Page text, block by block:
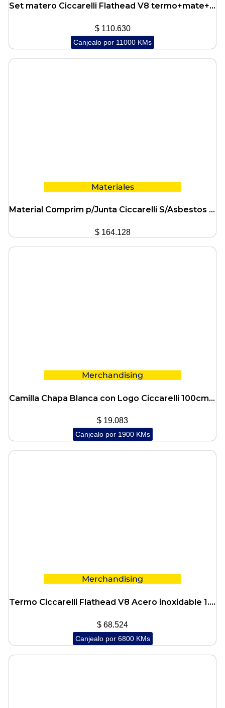
Set matero Ciccarelli Flathead V8 termo+mate+yerbera
$110.630
Canjealo por 11000 KMs
Materiales
Material Comprim p/Junta Ciccarelli S/Asbestos Esp0.80mm
$164.128
Merchandising
Camilla Chapa Blanca con Logo Ciccarelli 100cmx60cm
$ 19.083
Canjealo por 1900 KMs
Merchandising
Termo Ciccarelli Flathead V8 Acero inoxidable 1.2Lts.
$ 68.524
Canjealo por 6800 KMs